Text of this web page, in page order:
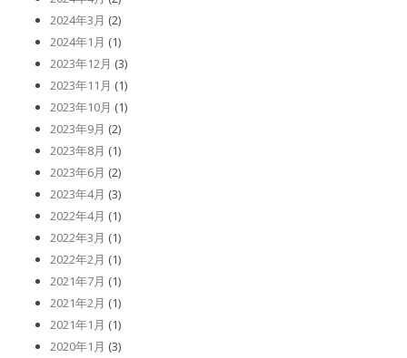
2024年3月 (2)
2024年1月 (1)
2023年12月 (3)
2023年11月 (1)
2023年10月 (1)
2023年9月 (2)
2023年8月 (1)
2023年6月 (2)
2023年4月 (3)
2022年4月 (1)
2022年3月 (1)
2022年2月 (1)
2021年7月 (1)
2021年2月 (1)
2021年1月 (1)
2020年1月 (3)